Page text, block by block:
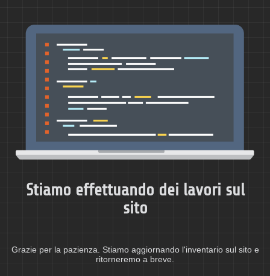
Stiamo effettuando dei lavori sul
sito
Grazie per la pazienza. Stiamo aggiornando l'inventario sul sito e
ritorneremo a breve.